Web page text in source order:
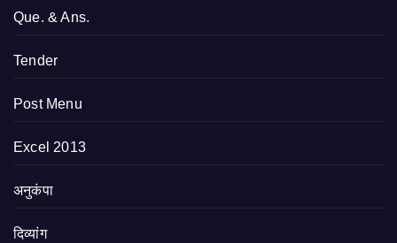
Que. & Ans.
Tender
Post Menu
Excel 2013
अनुकंपा
दिव्यांग